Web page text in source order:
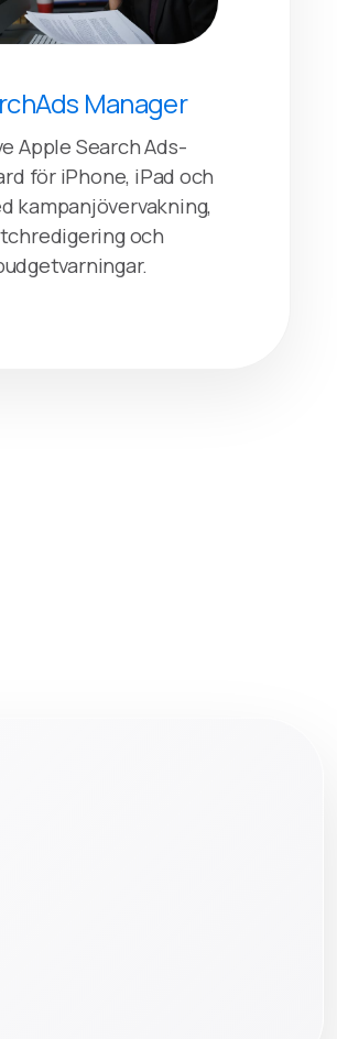
Manager
Apple Search Ads-
för iPhone, iPad och
kampanjövervakning,
och